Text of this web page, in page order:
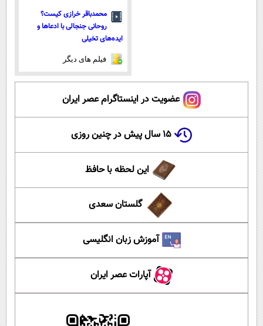
محمدباقر خرازی کیست؟
روحانی جنجالی با ادعاها و
ایده‌های تخیلی
فیلم های دیگر
عضویت در اینستاگرام عصر ایران
۱۵ سال پیش در چنین روزی
این لحظه با حافظ
گلستان سعدی
آموزش زبان انگلیسی
آپارات عصر ایران